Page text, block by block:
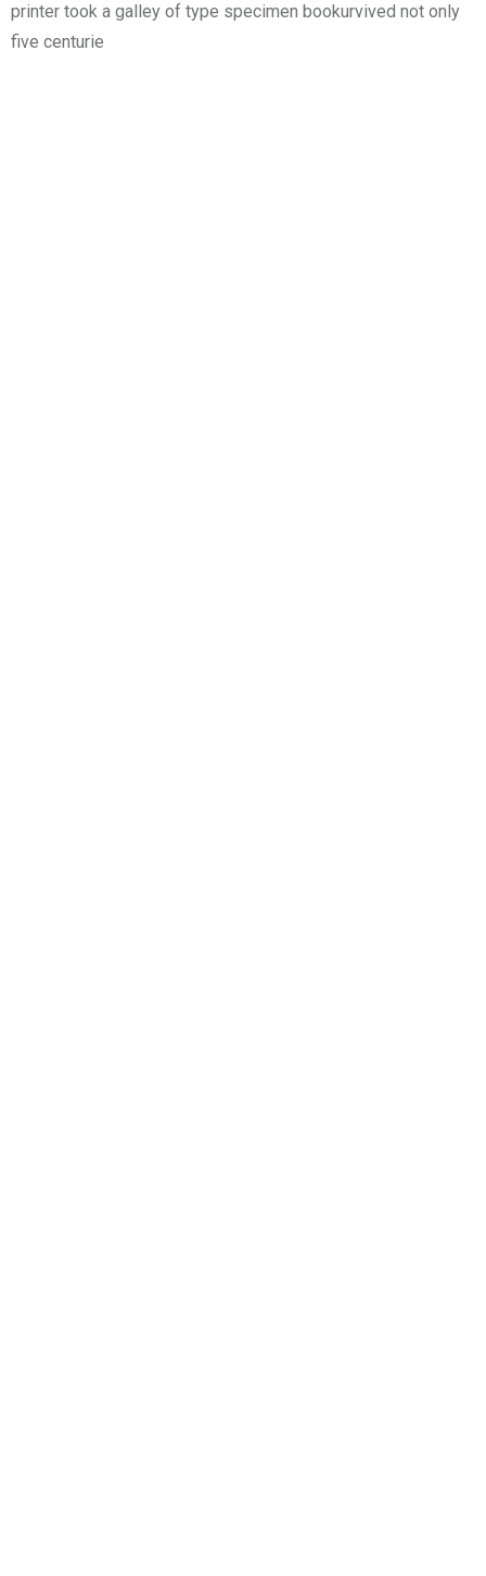
printer took a galley of type specimen bookurvived not only
five centurie